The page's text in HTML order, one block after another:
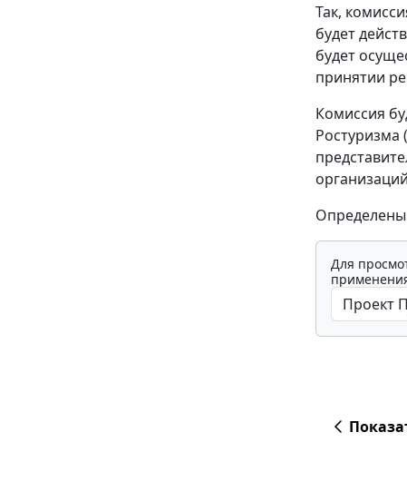
Так,
будет
будет
принятии
Комиссия
Ростуризма
Для